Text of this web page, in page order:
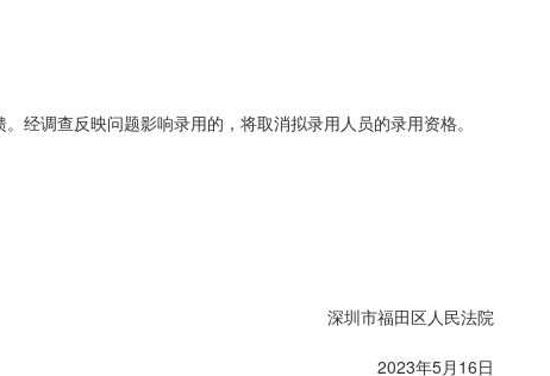
经调查反映问题影响录用的，将取消拟录用人员的录用资格。
深圳市福田区人民法院
2023年5月16日